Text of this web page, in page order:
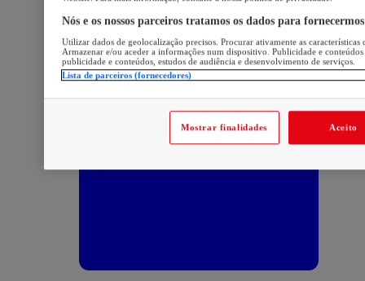
Nós e os nossos parceiros tratamos os dados para
Utilizar dados de geolocalização precisos. Procurar ativamente as
Armazenar e/ou aceder a informações num dispositivo. Publicidade e
publicidade e conteúdos, estudos de audiência e desenvolvimento de serviços.
Lista de parceiros (fornecedores)
Mostrar finalidades Aceito